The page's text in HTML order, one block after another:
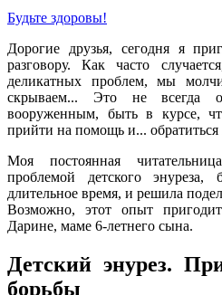
Будьте здоровы!
Дорогие друзья, сегодня я
разговору. Как часто
деликатных проблем, мы
скрываем... Это не всегда
вооруженным, быть в курсе,
прийти на помощь и...
Моя постоянная
проблемой детского энуреза,
длительное время, и решила
Возможно, этот опыт
Дарине, маме 6-летнего сына.
Детский энурез.
борьбы